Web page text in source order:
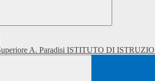
ISTITUTO DI